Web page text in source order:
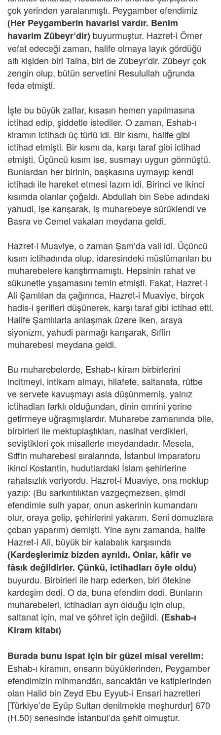
çok yerinden yaralanmıştı. Peygamber efendimiz
(Her Peygamberin havarisi vardır. Benim
havarim Zübeyr’dir) buyurmuştur. Hazret-i Ömer
vefat edeceği zaman, halife olmaya layık gördüğü
altı kişiden biri Talha, biri de Zübeyr’dir. Zübeyr çok
zengin olup, bütün servetini Resulullah uğrunda
feda etmişti.
İşte bu büyük zatlar, kısasın hemen yapılmasına
ictihad edip, şiddetle istediler. O zaman, Eshab-ı
kiramın ictihadı üç türlü idi. Bir kısmı, halife gibi
ictihad etmişti. Bir kısmı da, karşı taraf gibi ictihad
etmişti. Üçüncü kısım ise, susmayı uygun görmüştü.
Bunlardan her birinin, başkasına uymayıp kendi
ictihadı ile hareket etmesi lazım idi. Birinci ve ikinci
kısımda olanlar çoğaldı. Abdullah bin Sebe adındaki
yahudi, işe karışarak, iş muharebeye sürüklendi ve
Basra ve Cemel vakaları meydana geldi.
Hazret-i Muaviye, o zaman Şam’da vali idi. Üçüncü
kısım ictihadında olup, idaresindeki müslümanları bu
muharebelere karıştırmamıştı. Hepsinin rahat ve
sükunetle yaşamasını temin etmişti. Fakat, Hazret-i
Ali Şamlıları da çağırınca, Hazret-i Muaviye, birçok
hadis-i şerifleri düşünerek, karşı taraf gibi ictihad etti.
Halife Şamlılarla anlaşmak üzere iken, araya
siyonizm, yahudi parmağı karışarak, Sıffin
muharebesi meydana geldi.
Bu muharebelerde, Eshab-ı kiram birbirlerini
incitmeyi, intikam almayı, hilafete, saltanata, rütbe
ve servete kavuşmayı asla düşünmemiş, yalnız
ictihadları farklı olduğundan, dinin emrini yerine
getirmeye uğraşmışlardır. Muharebe zamanında bile,
birbirleri ile mektuplaştıkları, nasihat verdikleri,
seviştikleri çok misallerle meydandadır. Mesela,
Sıffin muharebesi sıralarında, İstanbul imparatoru
ikinci Kostantin, hudutlardaki İslam şehirlerine
rahatsızlık veriyordu. Hazret-i Muaviye, ona mektup
yazıp: (Bu sarkıntılıktan vazgeçmezsen, şimdi
efendimle sulh yapar, onun askerinin kumandanı
olur, oraya gelip, şehirlerini yakarım. Seni domuzlara
çoban yaparım) demişti. Yine aynı zamanda, halife
Hazret-i Ali, büyük bir kalabalık karşısında
(Kardeşlerimiz bizden ayrıldı. Onlar, kâfir ve
fâsık değildirler. Çünkü, ictihadları öyle oldu)
buyurdu. Birbirleri ile harp ederken, biri ötekine
kardeşim dedi. O da, buna efendim dedi. Bunların
muharebeleri, ictihadları ayrı olduğu için olup,
saltanat için, mal ve şöhret için değildi. (Eshab-ı
Kiram kitabı)
Burada bunu ispat için bir güzel misal verelim:
Eshab-ı kiramın, ensarın büyüklerinden, Peygamber
efendimizin mihmandârı, sancaktârı ve katiplerinden
olan Halid bin Zeyd Ebu Eyyub-i Ensari hazretleri
[Türkiye’de Eyüp Sultan denilmekle meşhurdur] 670
(H.50) senesinde İstanbul’da şehit olmuştur.